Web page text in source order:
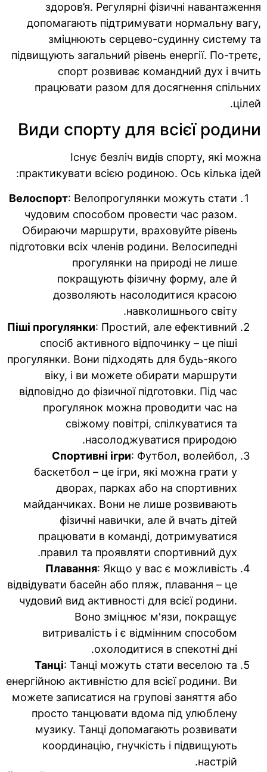
здоров’я. Регулярні фізичні навантаження
допомагають підтримувати нормальну вагу,
зміцнюють серцево-судинну систему та
підвищують загальний рівень енергії. По-третє,
спорт розвиває командний дух і вчить
працювати разом для досягнення спільних
цілей.
Види спорту для всієї родини
Існує безліч видів спорту, які можна
практикувати всією родиною. Ось кілька ідей:
Велоспорт: Велопрогулянки можуть стати
чудовим способом провести час разом.
Обираючи маршрути, враховуйте рівень
підготовки всіх членів родини. Велосипедні
прогулянки на природі не лише
покращують фізичну форму, але й
дозволяють насолодитися красою
навколишнього світу.
Піші прогулянки: Простий, але ефективний
спосіб активного відпочинку – це піші
прогулянки. Вони підходять для будь-якого
віку, і ви можете обирати маршрути
відповідно до фізичної підготовки. Під час
прогулянок можна проводити час на
свіжому повітрі, спілкуватися та
насолоджуватися природою.
Спортивні ігри: Футбол, волейбол,
баскетбол – це ігри, які можна грати у
дворах, парках або на спортивних
майданчиках. Вони не лише розвивають
фізичні навички, але й вчать дітей
працювати в команді, дотримуватися
правил та проявляти спортивний дух.
Плавання: Якщо у вас є можливість
відвідувати басейн або пляж, плавання – це
чудовий вид активності для всієї родини.
Воно зміцнює м'язи, покращує
витривалість і є відмінним способом
охолодитися в спекотні дні.
Танці: Танці можуть стати веселою та
енергійною активністю для всієї родини. Ви
можете записатися на групові заняття або
просто танцювати вдома під улюблену
музику. Танці допомагають розвивати
координацію, гнучкість і підвищують
настрій.